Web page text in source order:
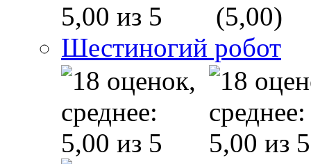
(5,00)
Шестиногий робот